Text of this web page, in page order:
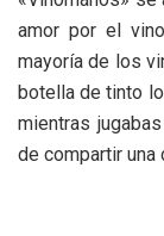
amor por el
mayoría de los
botella de tinto
mientras
de compartir una